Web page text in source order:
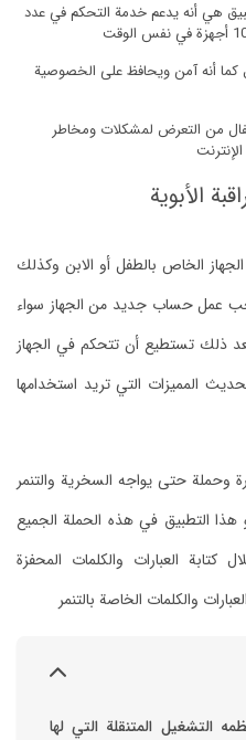
هي أنه يدعم خدمة التحكم في عدد
أنه آمن ويحافظ على الخصوصية
من التعرض لمشكلات ومخاطر
الأبوية
الخاص بالطفل أو الابن وكذلك
عمل حساب جديد من الجهاز سواء
ذلك تستطيع أن تتحكم في الجهاز
المميزات التي تريد استخدامها
وحملة حتى يواجه السخرية والتنمر
التطبيق في هذه الحملة الجميع
العبارات والكلمات المحفزة
والكلمات الخاصة بالتنمر
التشغيل المتنقلة التي لها